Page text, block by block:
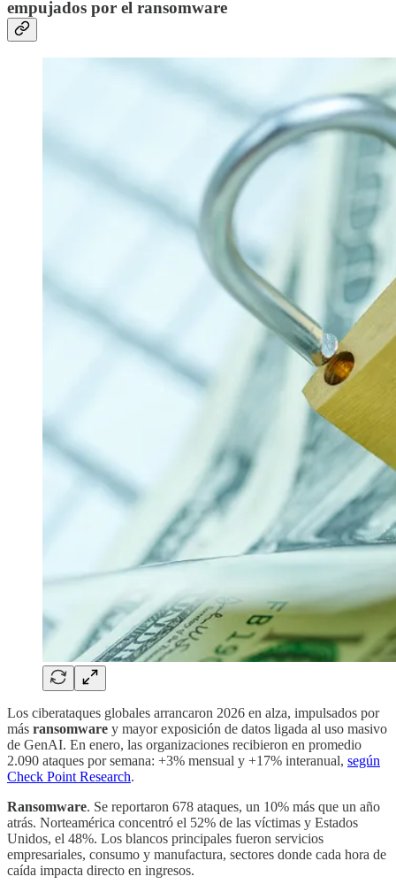
empujados por el ransomware
Los ciberataques globales arrancaron 2026 en alza, impulsados por
más ransomware y mayor exposición de datos ligada al uso masivo
de GenAI. En enero, las organizaciones recibieron en promedio
2.090 ataques por semana: +3% mensual y +17% interanual, según
Check Point Research.
Ransomware. Se reportaron 678 ataques, un 10% más que un año
atrás. Norteamérica concentró el 52% de las víctimas y Estados
Unidos, el 48%. Los blancos principales fueron servicios
empresariales, consumo y manufactura, sectores donde cada hora de
caída impacta directo en ingresos.